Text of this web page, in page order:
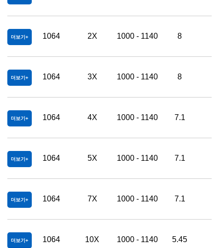
더보기 1064 2X 1000 - 1140 8
더보기 1064 3X 1000 - 1140 8
더보기 1064 4X 1000 - 1140 7.1
더보기 1064 5X 1000 - 1140 7.1
더보기 1064 7X 1000 - 1140 7.1
더보기 1064 10X 1000 - 1140 5.45